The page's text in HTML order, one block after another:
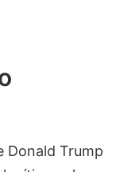
Donald Trump